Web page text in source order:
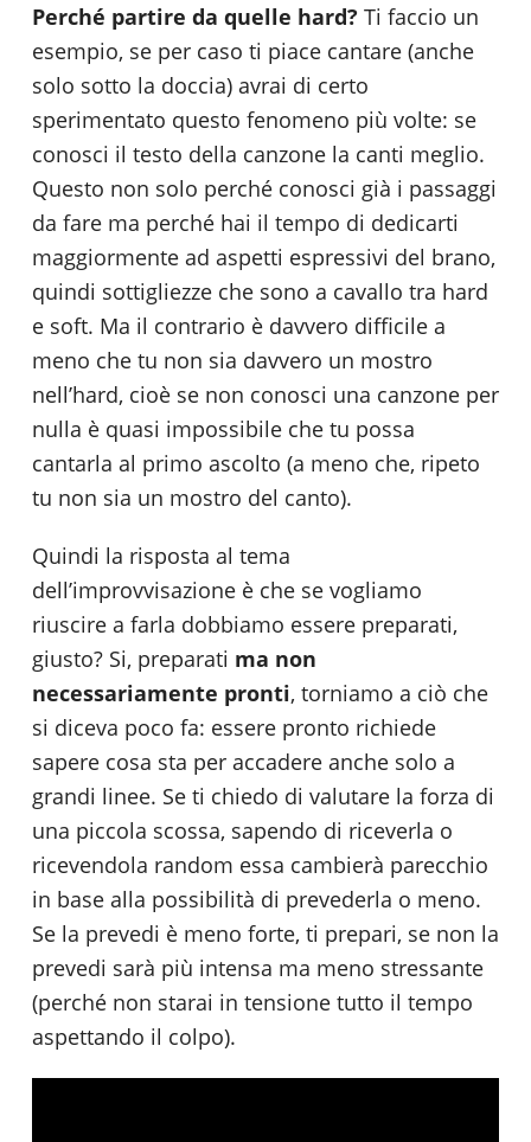
Perché partire da quelle hard? Ti faccio un
esempio, se per caso ti piace cantare (anche
solo sotto la doccia) avrai di certo
sperimentato questo fenomeno più volte: se
conosci il testo della canzone la canti meglio.
Questo non solo perché conosci già i passaggi
da fare ma perché hai il tempo di dedicarti
maggiormente ad aspetti espressivi del brano,
quindi sottigliezze che sono a cavallo tra hard
e soft. Ma il contrario è davvero difficile a
meno che tu non sia davvero un mostro
nell’hard, cioè se non conosci una canzone per
nulla è quasi impossibile che tu possa
cantarla al primo ascolto (a meno che, ripeto
tu non sia un mostro del canto).
Quindi la risposta al tema
dell’improvvisazione è che se vogliamo
riuscire a farla dobbiamo essere preparati,
giusto? Si, preparati ma non
necessariamente pronti, torniamo a ciò che
si diceva poco fa: essere pronto richiede
sapere cosa sta per accadere anche solo a
grandi linee. Se ti chiedo di valutare la forza di
una piccola scossa, sapendo di riceverla o
ricevendola random essa cambierà parecchio
in base alla possibilità di prevederla o meno.
Se la prevedi è meno forte, ti prepari, se non la
prevedi sarà più intensa ma meno stressante
(perché non starai in tensione tutto il tempo
aspettando il colpo).